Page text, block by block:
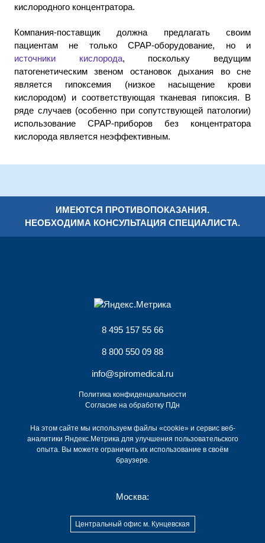
кислородного концентратора.
Компания-поставщик должна предлагать своим
пациентам не только CPAP-оборудование, но и
источники кислорода, поскольку ведущим
патогенетическим звеном остановок дыхания во сне
является гипоксемия (низкое насыщение крови
кислородом) и соответствующая тканевая гипоксия. В
ряде случаев (особенно при сопутствующей патологии)
использование CPAP-приборов без концентратора
кислорода является неэффективным.
ИМЕЮТСЯ ПРОТИВОПОКАЗАНИЯ.
НЕОБХОДИМА КОНСУЛЬТАЦИЯ СПЕЦИАЛИСТА.
Москва:
Центральный офис м. Кунцевская
8 495 157 55 66
8 800 550 09 88
info@spiromedical.ru
Политика конфиденциальности
Согласие на обработку ПДн
На этом сайте мы используем файлы «cookie» и сервис веб-
аналитики Яндекс.Метрика для улучшения пользовательского
опыта. Вы можете ограничить их использование в своём
браузере.